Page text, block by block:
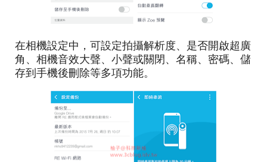
在相機設定中，可設定拍攝解析度、是否開啟超廣
角、相機音效大聲、小聲或關閉、名稱、密碼、儲
存到手機後刪除等多項功能。